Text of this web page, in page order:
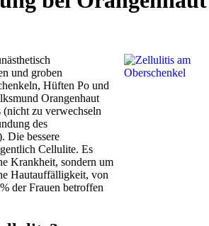
und groben
Hüften Po und
Orangenhaut
zu verwechseln
des
Die bessere
Cellulite. Es
Krankheit, sondern um
Hautauffälligkeit, von
der Frauen betroffen